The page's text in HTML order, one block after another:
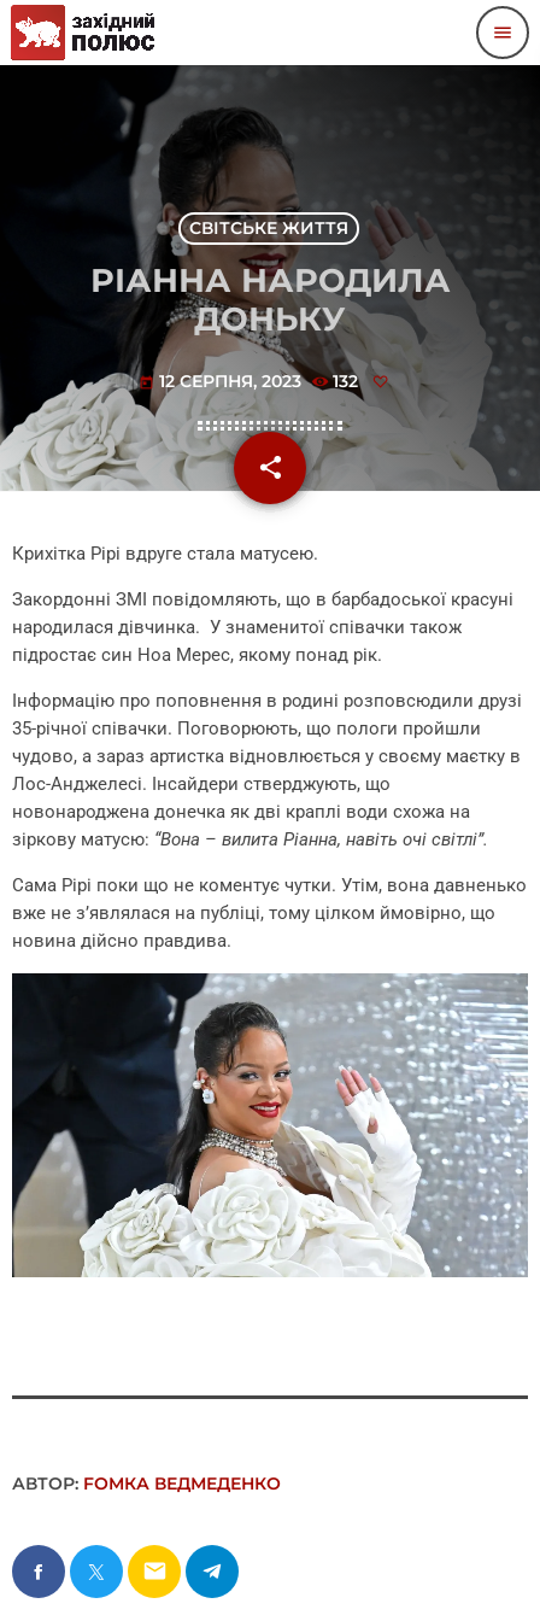
menu
СВІТСЬКЕ ЖИТТЯ
РІАННА НАРОДИЛА
ДОНЬКУ
today 12 СЕРПНЯ, 2023 132
share
email
Крихітка Рірі вдруге стала матусею.
Закордонні ЗМІ повідомляють, що в барбадоської красуні
народилася дівчинка. У знаменитої співачки також
підростає син Ноа Мерес, якому понад рік.
Інформацію про поповнення в родині розповсюдили друзі
35-річної співачки. Поговорюють, що пологи пройшли
чудово, а зараз артистка відновлюється у своєму маєтку в
Лос-Анджелесі. Інсайдери стверджують, що
новонароджена донечка як дві краплі води схожа на
зіркову матусю: “Вона – вилита Ріанна, навіть очі світлі”.
Сама Рірі поки що не коментує чутки. Утім, вона давненько
вже не з’являлася на публіці, тому цілком ймовірно, що
новина дійсно правдива.
АВТОР: FОMКА ВЕДМЕДЕНКО
email